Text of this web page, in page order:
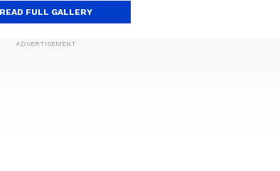
FULL GALLERY